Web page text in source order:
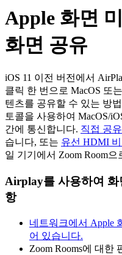
Apple 화면
화면 공유
iOS 11 이전 버전에서
클릭 한 번으로 MacOS 또
텐츠를 공유할 수 있는 방
토콜을 사용하여 MacOS/
간에 통신합니다. 직접 공
습니다, 또는 유선 HDMI
일 기기에서 Zoom Room
Airplay를 사용하여
항
네트워크에서 Apple
어 있습니다.
Zoom Rooms에 대한